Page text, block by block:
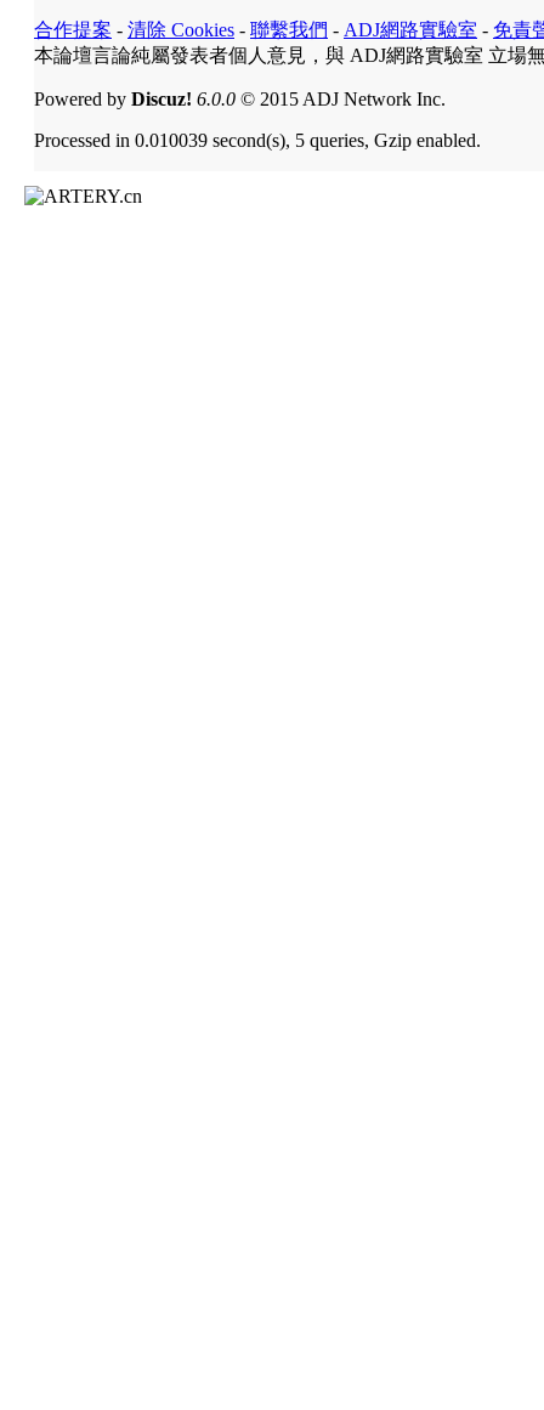
合作提案 - 清除 Cookies - 聯繫我們 - ADJ網路實驗室 - 免責
本論壇言論純屬發表者個人意見，與 ADJ網路實驗室 立場
Powered by Discuz! 6.0.0 © 2015 ADJ Network Inc.
Processed in 0.010039 second(s), 5 queries, Gzip enabled.